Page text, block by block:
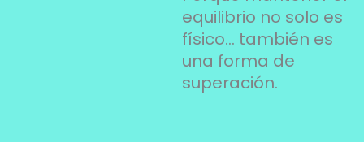
equilibrio no solo es
físico… también es
una forma de
superación.